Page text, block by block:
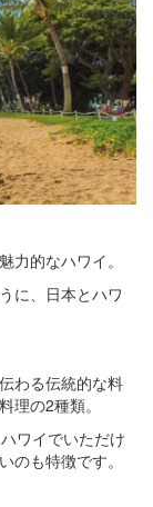
力的なハワイ。
に、日本とハワ
わる伝統的な料
理の2種類。
ワイでいただけ
のも特徴です。